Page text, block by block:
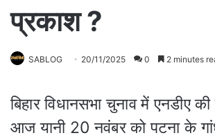
प्रकाश ?
SABLOG 20/11/2025 0 2 minutes
बिहार विधानसभा चुनाव में एनडीए
आज यानी 20 नवंबर को पटना के